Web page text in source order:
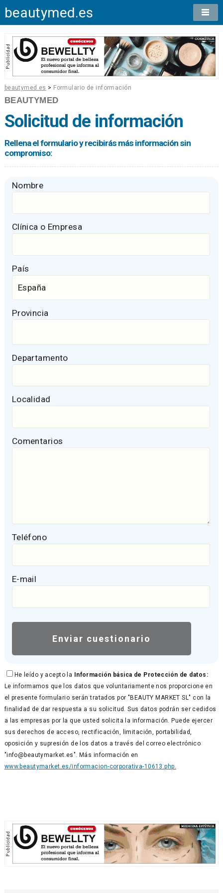
beautymed.es
beautymed.es > Formulario de información
BEAUTYMED
Solicitud de información
Rellena el formulario y recibirás más información sin
compromiso:
Nombre
Clínica o Empresa
País
Provincia
Departamento
Localidad
Comentarios
Teléfono
E-mail
He leído y acepto la Información básica de Protección de datos:
Le informamos que los datos que voluntariamente nos proporcione en
el presente formulario serán tratados por "BEAUTY MARKET SL" con la
finalidad de dar respuesta a su solicitud. Sus datos podrán ser cedidos
a las empresas por la que usted solicita la información. Puede ejercer
sus derechos de acceso, rectificación, limitación, portabilidad,
oposición y supresión de los datos a través del correo electrónico
"info@beautymarket.es". Más información en
www.beautymarket.es/informacion-corporativa-10613.php.